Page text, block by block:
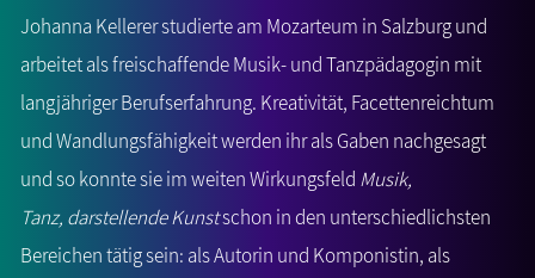
Johanna Kellerer studierte am Mozarteum in Salzburg und
arbeitet als freischaffende Musik- und Tanzpädagogin mit
langjähriger Berufserfahrung. Kreativität, Facettenreichtum
und Wandlungsfähigkeit werden ihr als Gaben nachgesagt
und so konnte sie im weiten Wirkungsfeld Musik,
Tanz, darstellende Kunstschon in den unterschiedlichsten
Bereichen tätig sein: als Autorin und Komponistin, als